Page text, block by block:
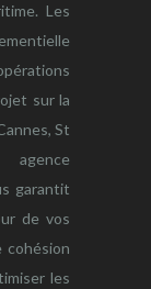
Les
sur la
St
agence
garantit
de vos
cohésion
les